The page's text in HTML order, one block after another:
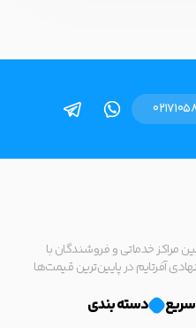
مراکز خدماتی و فروشندگان با
آفرتایم در پایین‌ترین قیمت‌ها
دسته بندی